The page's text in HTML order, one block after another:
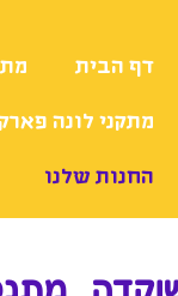
דף הבית
מתקני לונה
החנות שלנו